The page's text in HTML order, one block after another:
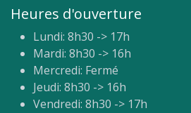
Heures d'ouverture
Lundi: 8h30 -> 17h
Mardi: 8h30 -> 16h
Mercredi: Fermé
Jeudi: 8h30 -> 16h
Vendredi: 8h30 -> 17h